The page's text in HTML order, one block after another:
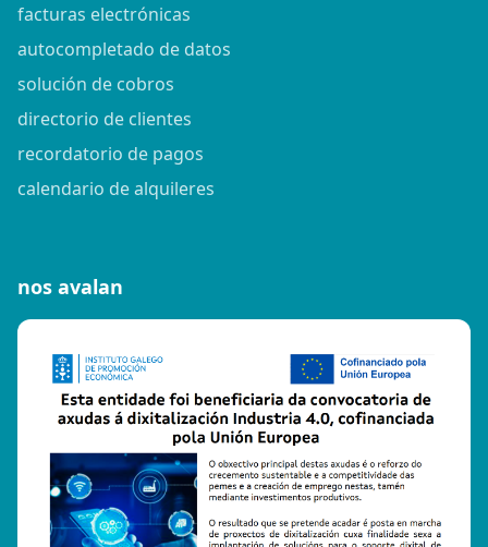
facturas electrónicas
autocompletado de datos
solución de cobros
directorio de clientes
recordatorio de pagos
calendario de alquileres
nos avalan